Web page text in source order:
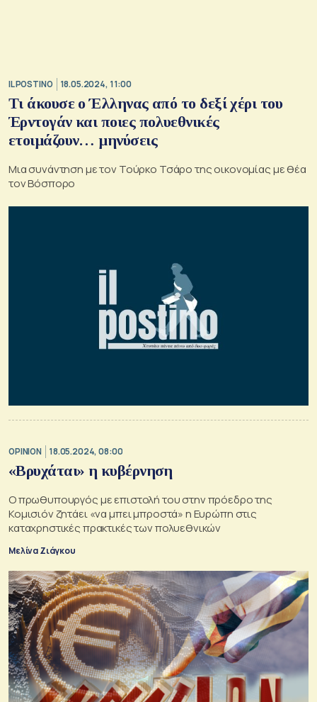
IL POSTINO 18.05.2024, 11:00
Τι άκουσε ο Έλληνας από το δεξί χέρι του
Έρντογάν και ποιες πολυεθνικές
ετοιμάζουν… μηνύσεις
Μια συνάντηση με τον Τούρκο Τσάρο της οικονομίας με θέα
τον Βόσπορο
OPINION 18.05.2024, 08:00
«Βρυχάται» η κυβέρνηση
Ο πρωθυπουργός με επιστολή του στην πρόεδρο της
Κομισιόν ζητάει «να μπει μπροστά» η Ευρώπη στις
καταχρηστικές πρακτικές των πολυεθνικών
Μελίνα Ζιάγκου